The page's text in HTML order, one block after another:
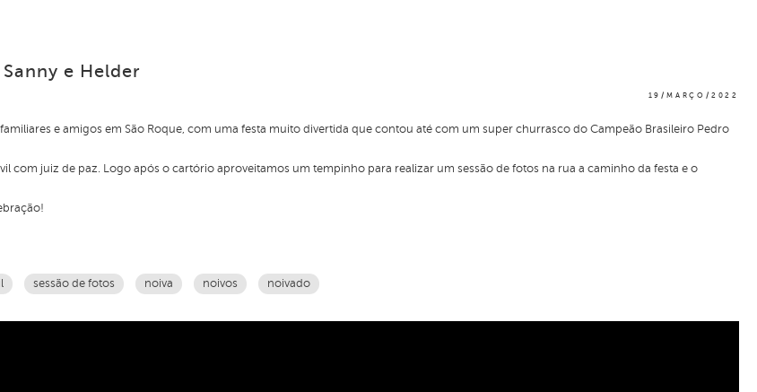
19/MARÇO/2022
e Helder
e amigos em São Roque, com uma festa muito divertida que contou até com um super churrasco do Campeão Brasileiro Pedro
com juiz de paz. Logo após o cartório aproveitamos um tempinho para realizar um sessão de fotos na rua a caminho da festa e o
sessão de fotos noiva noivos noivado